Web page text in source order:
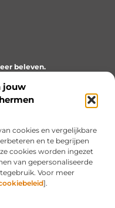
jouw
cookies en vergelijkbare
en te begrijpen
cookies worden ingezet
van gepersonaliseerde
Voor meer
].
beleven.
maakt.